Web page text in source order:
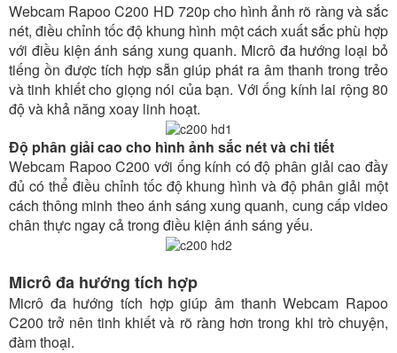
Webcam Rapoo C200 HD 720p cho hình ảnh rõ ràng và sắc
nét, điều chỉnh tốc độ khung hình một cách xuất sắc phù hợp
với điều kiện ánh sáng xung quanh. Micrô đa hướng loại bỏ
tiếng ồn được tích hợp sẵn giúp phát ra âm thanh trong trẻo
và tinh khiết cho giọng nói của bạn. Với ống kính lai rộng 80
độ và khả năng xoay linh hoạt.
Độ phân giải cao cho hình ảnh sắc nét và chi tiết
Webcam Rapoo C200 với ống kính có độ phân giải cao đầy
đủ có thể điều chỉnh tốc độ khung hình và độ phân giải một
cách thông minh theo ánh sáng xung quanh, cung cấp video
chân thực ngay cả trong điều kiện ánh sáng yếu.
Micrô đa hướng tích hợp
Micrô đa hướng tích hợp giúp âm thanh Webcam Rapoo
C200 trở nên tinh khiết và rõ ràng hơn trong khi trò chuyện,
đàm thoại.